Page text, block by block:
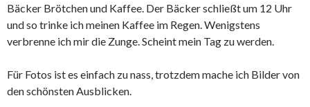
Bäcker Brötchen und Kaffee. Der Bäcker schließt um 12 Uhr
und so trinke ich meinen Kaffee im Regen. Wenigstens
verbrenne ich mir die Zunge. Scheint mein Tag zu werden.
Für Fotos ist es einfach zu nass, trotzdem mache ich Bilder von
den schönsten Ausblicken.